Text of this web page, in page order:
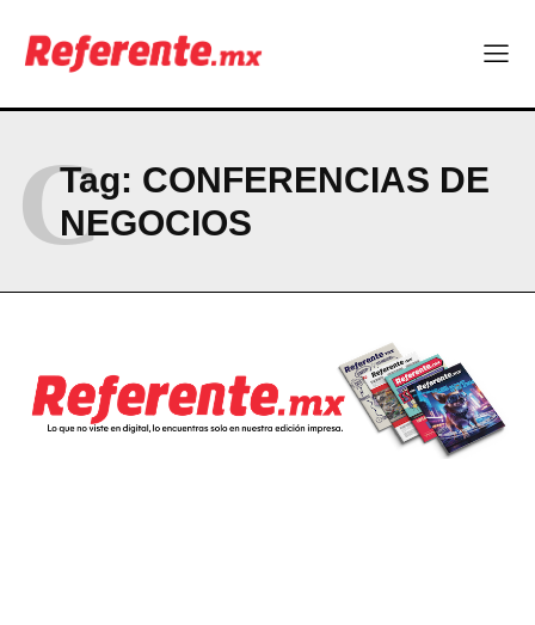
Tag: CONFERENCIAS DE
NEGOCIOS
C